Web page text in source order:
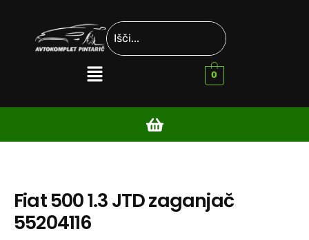
0
Fiat 500 1.3 JTD zaganjač
55204116